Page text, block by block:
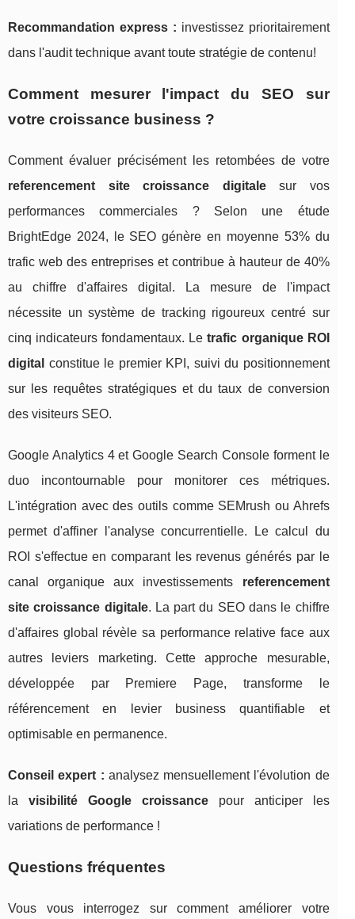
Recommandation express : investissez prioritairement
dans l'audit technique avant toute stratégie de contenu!
Comment mesurer l'impact du SEO sur
votre croissance business ?
Comment évaluer précisément les retombées de votre
referencement site croissance digitalesur vos
performances commerciales ? Selon une étude
BrightEdge 2024, le SEO génère en moyenne 53% du
trafic web des entreprises et contribue à hauteur de 40%
au chiffre d'affaires digital. La mesure de l'impact
nécessite un système de tracking rigoureux centré sur
cinq indicateurs fondamentaux. Letrafic organique ROI
digital constitue le premier KPI, suivi du positionnement
sur les requêtes stratégiques et du taux de conversion
des visiteurs SEO.
Google Analytics 4 et Google Search Console forment le
duo incontournable pour monitorer ces métriques.
L'intégration avec des outils comme SEMrush ou Ahrefs
permet d'affiner l'analyse concurrentielle. Le calcul du
ROI s'effectue en comparant les revenus générés par le
canal organique aux investissements referencement
site croissance digitale. La part du SEO dans le chiffre
d'affaires global révèle sa performance relative face aux
autres leviers marketing. Cette approche mesurable,
développée par Premiere Page, transforme le
référencement en levier business quantifiable et
optimisable en permanence.
Conseil expert : analysez mensuellement l'évolution de
la visibilité Google croissancepour anticiper les
variations de performance !
Questions fréquentes
Vous vous interrogez sur comment améliorer votre